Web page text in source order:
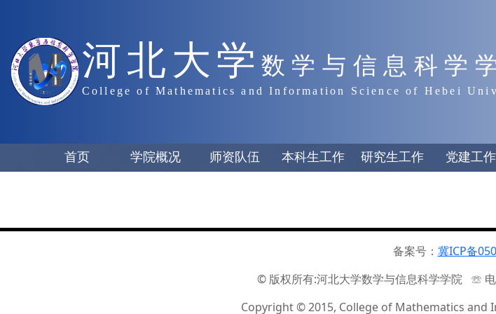
河北大学 数学与信息科学
College of Mathematics and Information Science of Hebei
首页 学院概况 师资队伍 本科生工作 研究生工作 党建工作
备案号： 冀ICP备
© 版权所有:河北大学数学与信息科学学院 ☏
Copyright © 2015, College of Mathematics and